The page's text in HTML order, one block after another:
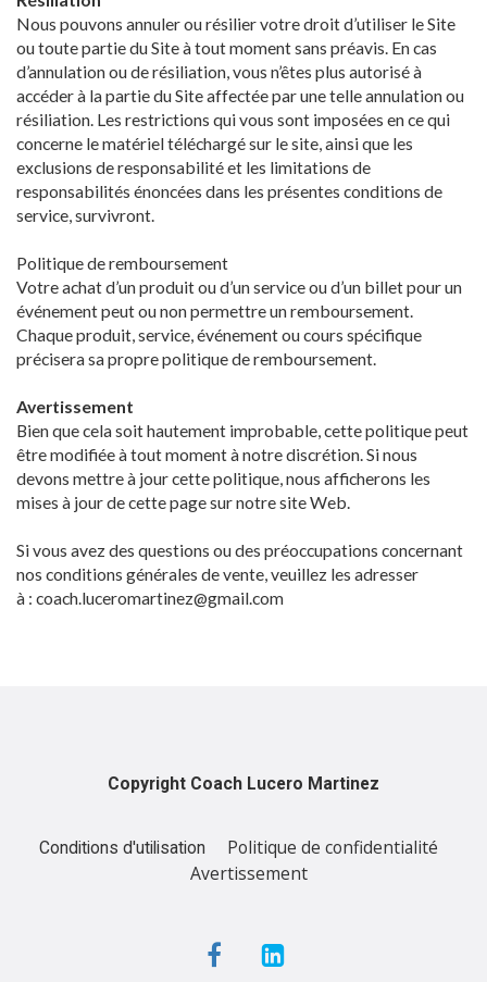
Nous pouvons annuler ou résilier votre droit d’utiliser le Site
ou toute partie du Site à tout moment sans préavis. En cas
d’annulation ou de résiliation, vous n’êtes plus autorisé à
accéder à la partie du Site affectée par une telle annulation ou
résiliation. Les restrictions qui vous sont imposées en ce qui
concerne le matériel téléchargé sur le site, ainsi que les
exclusions de responsabilité et les limitations de
responsabilités énoncées dans les présentes conditions de
service, survivront.
Politique de remboursement
Votre achat d’un produit ou d’un service ou d’un billet pour un
événement peut ou non permettre un remboursement.
Chaque produit, service, événement ou cours spécifique
précisera sa propre politique de remboursement.
Avertissement
Bien que cela soit hautement improbable, cette politique peut
être modifiée à tout moment à notre discrétion. Si nous
devons mettre à jour cette politique, nous afficherons les
mises à jour de cette page sur notre site Web.
Si vous avez des questions ou des préoccupations concernant
nos conditions générales de vente, veuillez les adresser
à : coach.luceromartinez@gmail.com
Copyright Coach Lucero Martinez
Conditions d'utilisation
Politique de confidentialité
Avertissement